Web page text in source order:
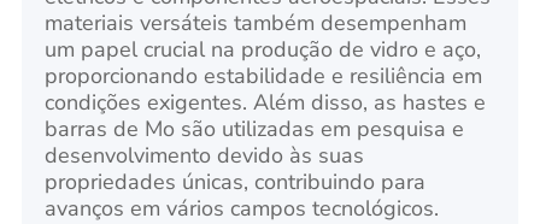
materiais versáteis também desempenham
um papel crucial na produção de vidro e aço,
proporcionando estabilidade e resiliência em
condições exigentes. Além disso, as hastes e
barras de Mo são utilizadas em pesquisa e
desenvolvimento devido às suas
propriedades únicas, contribuindo para
avanços em vários campos tecnológicos.